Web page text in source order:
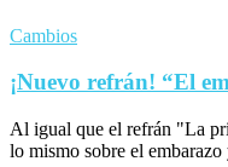
Cambios
¡Nuevo refrán! “El
Al igual que el refrán "La
lo mismo sobre el